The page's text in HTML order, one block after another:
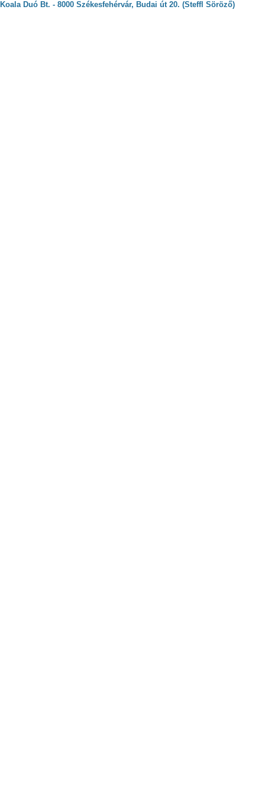
Koala Duó Bt. - 8000 Székesfehérvár, Budai út 20. (Steffl Söröző)